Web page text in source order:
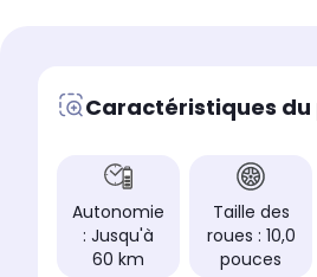
Caractéristiques
Autonomie
: Jusqu'à
60 km
Taille des
roues : 10,0
pouces